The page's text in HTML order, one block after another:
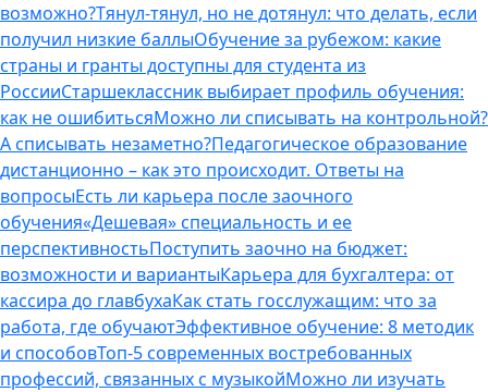
возможно?Тянул-тянул, но не дотянул: что делать, если
получил низкие баллыОбучение за рубежом: какие
страны и гранты доступны для студента из
РоссииСтаршеклассник выбирает профиль обучения:
как не ошибитьсяМожно ли списывать на контрольной?
А списывать незаметно?Педагогическое образование
дистанционно – как это происходит. Ответы на
вопросыЕсть ли карьера после заочного
обучения«Дешевая» специальность и ее
перспективностьПоступить заочно на бюджет:
возможности и вариантыКарьера для бухгалтера: от
кассира до главбухаКак стать госслужащим: что за
работа, где обучаютЭффективное обучение: 8 методик
и способовТоп-5 современных востребованных
профессий, связанных с музыкойМожно ли изучать